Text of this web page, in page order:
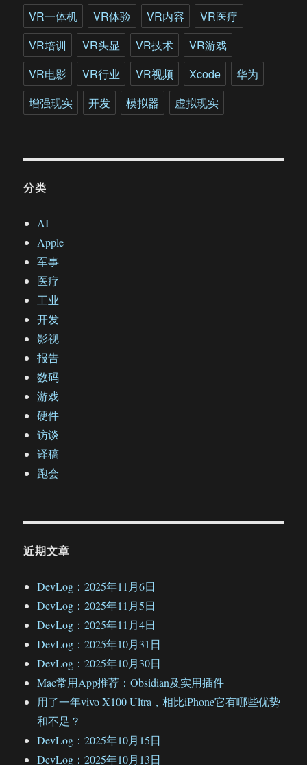
VR一体机
VR体验 VR内容
VR医疗
VR培训
VR头显 VR技术
VR游戏
VR电影
VR行业 VR视频 Xcode
华为
增强现实
开发 模拟器 虚拟现实
分类
AI
Apple
军事
医疗
工业
开发
影视
报告
数码
游戏
硬件
访谈
译稿
跑会
近期文章
DevLog：2025年11月6日
DevLog：2025年11月5日
DevLog：2025年11月4日
DevLog：2025年10月31日
DevLog：2025年10月30日
Mac常用App推荐：Obsidian及实用插件
用了一年vivo X100 Ultra，相比iPhone它有哪些优势
和不足？
DevLog：2025年10月15日
DevLog：2025年10月13日